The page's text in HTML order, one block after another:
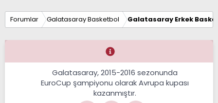
Forumlar Galatasaray Basketbol Galatasaray Erkek
Galatasaray, 2015-2016 sezonunda
EuroCup şampiyonu olarak Avrupa kupası
kazanmıştır.